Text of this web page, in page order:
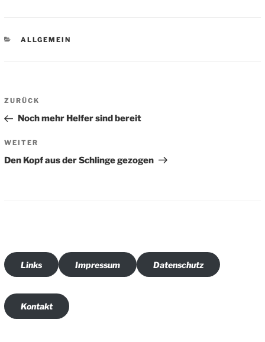
KATEGORIEN
ALLGEMEIN
Beitragsnavigation
Vorheriger
Beitrag
ZURÜCK
Noch mehr Helfer sind bereit
Nächster
Beitrag
WEITER
Den Kopf aus der Schlinge gezogen
Links Impressum Datenschutz
Kontakt